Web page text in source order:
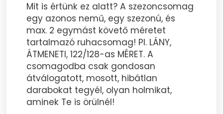
Mit is értünk ez alatt? A szezoncsomag
egy azonos nemű, egy szezonú, és
max. 2 egymást követő méretet
tartalmazó ruhacsomag! Pl. LÁNY,
ÁTMENETI, 122/128-as MÉRET. A
csomagodba csak gondosan
átválogatott, mosott, hibátlan
darabokat tegyél, olyan holmikat,
aminek Te is örülnél!